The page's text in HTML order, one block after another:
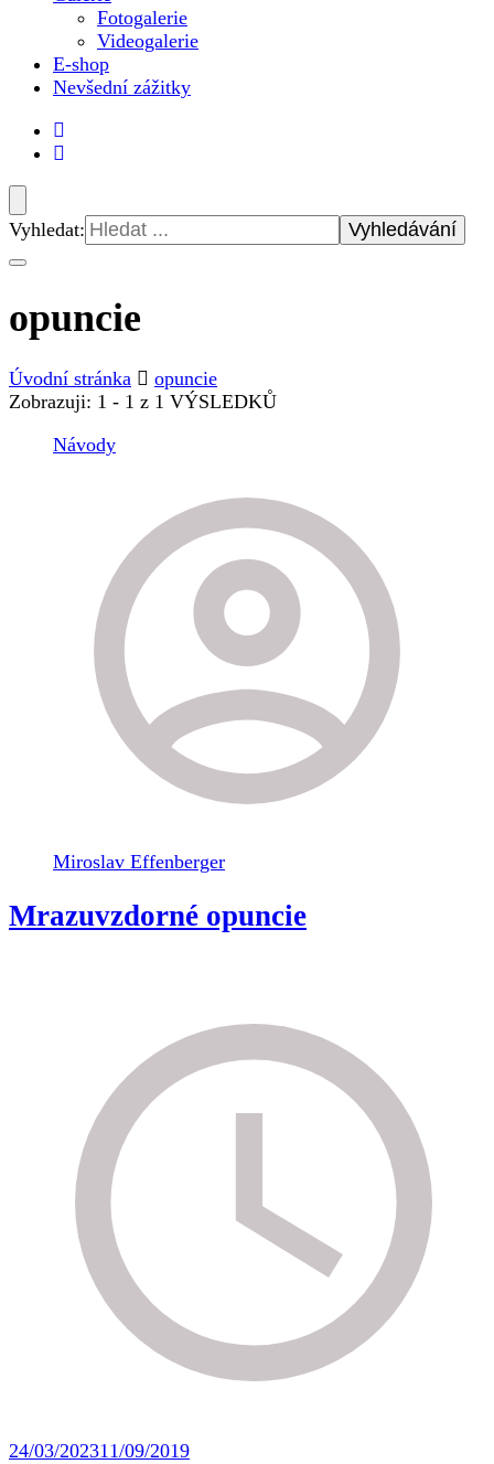
Fotogalerie
Videogalerie
E-shop
Nevšední zážitky
Vyhledat:
opuncie
Úvodní stránka
opuncie
Zobrazuji: 1 - 1 z 1 VÝSLEDKŮ
Návody
Miroslav Effenberger
Mrazuvzdorné opuncie
24/03/202311/09/2019